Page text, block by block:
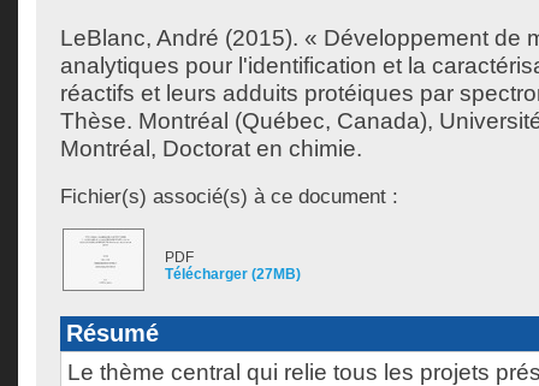
LeBlanc, André (2015). « Développement de
analytiques pour l'identification et la
réactifs et leurs adduits protéiques par
Thèse. Montréal (Québec, Canada),
Montréal, Doctorat en chimie.
Fichier(s) associé(s) à ce document :
PDF
Télécharger (27MB)
Résumé
Le thème central qui relie tous les projets